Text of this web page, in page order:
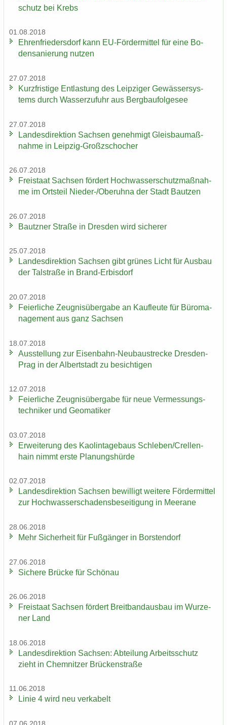
schutz bei Krebs
01.08.2018
Eh­ren­frie­ders­dorf kann EU-​Fördermittel für eine Bo­
den­sa­nie­rung nut­zen
27.07.2018
Kurz­fris­ti­ge Ent­las­tung des Leip­zi­ger Ge­wäs­ser­sys­
tems durch Was­ser­zu­fuhr aus Berg­bau­fol­ge­see
27.07.2018
Lan­des­di­rek­ti­on Sach­sen ge­neh­migt Gleis­bau­maß­
nah­me in Leipzig-​Großzschocher
26.07.2018
Frei­staat Sach­sen för­dert Hoch­was­ser­schutz­maß­nah­
me im Orts­teil Nieder-​/Ober­uh­na der Stadt Baut­zen
26.07.2018
Bautz­ner Stra­ße in Dres­den wird si­che­rer
25.07.2018
Lan­des­di­rek­ti­on Sach­sen gibt grü­nes Licht für Aus­bau
der Tal­stra­ße in Brand-​Erbisdorf
20.07.2018
Fei­er­li­che Zeug­nis­über­ga­be an Kauf­leu­te für Bü­ro­ma­
nage­ment aus ganz Sach­sen
18.07.2018
Aus­stel­lung zur Eisenbahn-​Neubaustrecke Dresden-​
Prag in der Al­bert­stadt zu be­sich­ti­gen
12.07.2018
Fei­er­li­che Zeug­nis­über­ga­be für neue Ver­mes­sungs­
tech­ni­ker und Geo­ma­ti­ker
03.07.2018
Er­wei­te­rung des Kao­lin­ta­ge­baus Schle­ben/Crel­len­
hain nimmt erste Pla­nungs­hür­de
02.07.2018
Lan­des­di­rek­ti­on Sach­sen be­wil­ligt wei­te­re För­der­mit­tel
zur Hoch­was­ser­scha­dens­be­sei­ti­gung in Meer­a­ne
28.06.2018
Mehr Si­cher­heit für Fuß­gän­ger in Bors­ten­dorf
27.06.2018
Si­che­re Brü­cke für Schön­au
26.06.2018
Frei­staat Sach­sen för­dert Breit­band­aus­bau im Wur­ze­
ner Land
18.06.2018
Lan­des­di­rek­ti­on Sach­sen: Ab­tei­lung Ar­beits­schutz
zieht in Chem­nit­zer Brü­cken­stra­ße
11.06.2018
Linie 4 wird neu ver­ka­belt